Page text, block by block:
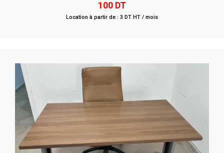
1.00
5
100 DT
Location à partir de : 3 DT HT / mois